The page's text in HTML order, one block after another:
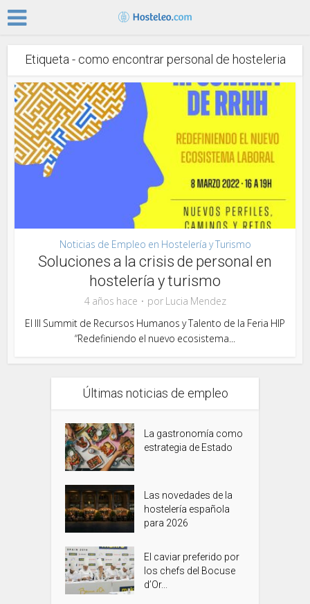
Etiqueta - como encontrar personal de hosteleria
Noticias de Empleo en Hostelería y Turismo
Soluciones a la crisis de personal en
hostelería y turismo
4 años hace por Lucia Mendez
El III Summit de Recursos Humanos y Talento de la Feria HIP
“Redefiniendo el nuevo ecosistema...
Últimas noticias de empleo
La gastronomía como
estrategia de Estado
Las novedades de la
hostelería española
para 2026
El caviar preferido por
los chefs del Bocuse
d’Or...